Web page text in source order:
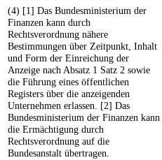
(4) [1] Das Bundesministerium der
Finanzen kann durch
Rechtsverordnung nähere
Bestimmungen über Zeitpunkt, Inhalt
und Form der Einreichung der
Anzeige nach Absatz 1 Satz 2 sowie
die Führung eines öffentlichen
Registers über die anzeigenden
Unternehmen erlassen. [2] Das
Bundesministerium der Finanzen kann
die Ermächtigung durch
Rechtsverordnung auf die
Bundesanstalt übertragen.